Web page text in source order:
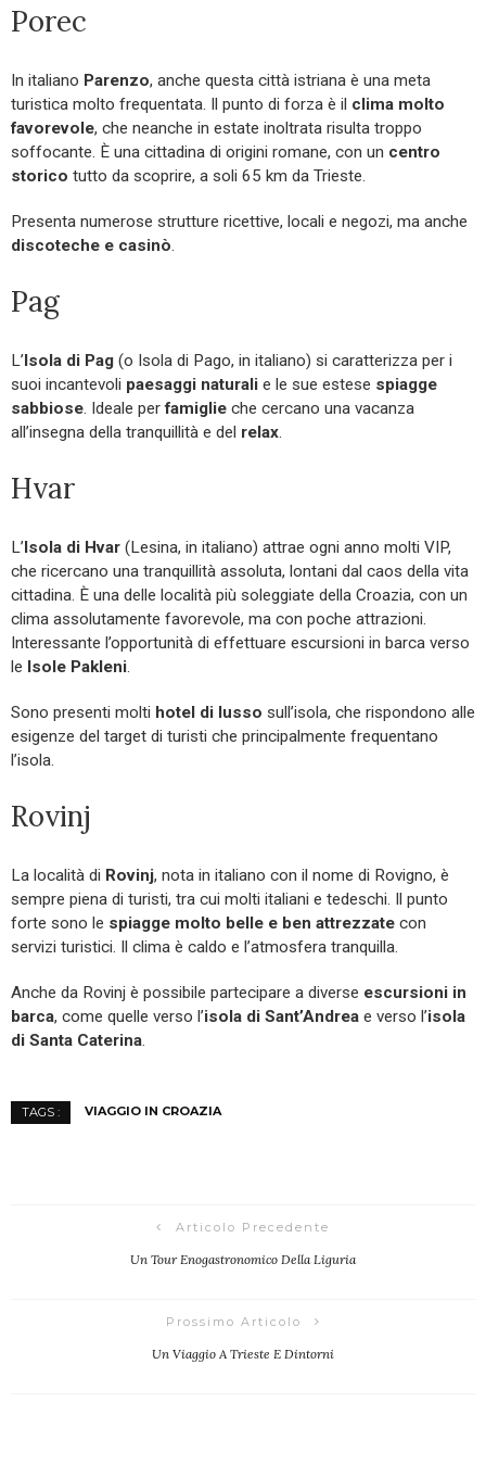
Porec
In italiano Parenzo, anche questa città istriana è una meta
turistica molto frequentata. Il punto di forza è il clima molto
favorevole, che neanche in estate inoltrata risulta troppo
soffocante. È una cittadina di origini romane, con un centro
storico tutto da scoprire, a soli 65 km da Trieste.
Presenta numerose strutture ricettive, locali e negozi, ma anche
discoteche e casinò.
Pag
L’Isola di Pag (o Isola di Pago, in italiano) si caratterizza per i
suoi incantevoli paesaggi naturali e le sue estese spiagge
sabbiose. Ideale perfamiglie che cercano una vacanza
all’insegna della tranquillità e del relax.
Hvar
L’Isola di Hvar (Lesina, in italiano) attrae ogni anno molti VIP,
che ricercano una tranquillità assoluta, lontani dal caos della vita
cittadina. È una delle località più soleggiate della Croazia, con un
clima assolutamente favorevole, ma con poche attrazioni.
Interessante l’opportunità di effettuare escursioni in barca verso
le Isole Pakleni.
Sono presenti molti hotel di lusso sull’isola, che rispondono alle
esigenze del target di turisti che principalmente frequentano
l’isola.
Rovinj
La località di Rovinj, nota in italiano con il nome di Rovigno, è
sempre piena di turisti, tra cui molti italiani e tedeschi. Il punto
forte sono le spiagge molto belle e ben attrezzate con
servizi turistici. Il clima è caldo e l’atmosfera tranquilla.
Anche da Rovinj è possibile partecipare a diverse escursioni in
barca, come quelle verso l’isola di Sant’Andrea e verso l’isola
di Santa Caterina.
TAGS : VIAGGIO IN CROAZIA
Articolo Precedente
Un Tour Enogastronomico Della Liguria
Prossimo Articolo
Un Viaggio A Trieste E Dintorni